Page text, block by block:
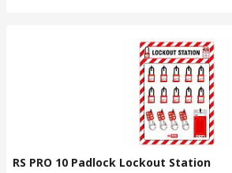
RS PRO 10 Padlock Lockout Station